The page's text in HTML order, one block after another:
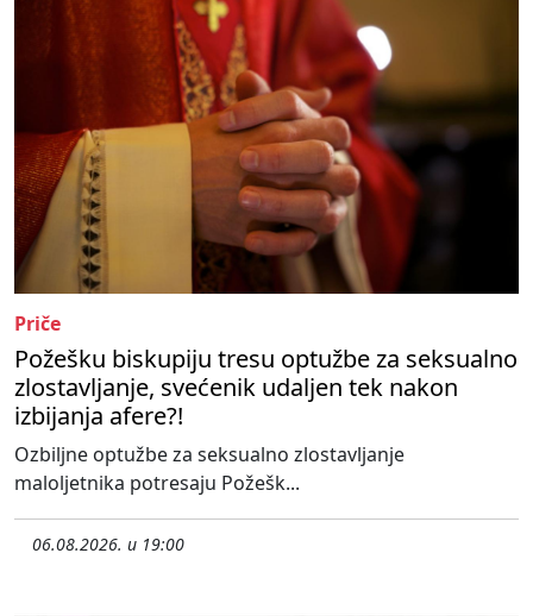
Priče
Požešku biskupiju tresu optužbe za seksualno
zlostavljanje, svećenik udaljen tek nakon
izbijanja afere?!
Ozbiljne optužbe za seksualno zlostavljanje
maloljetnika potresaju Požešk...
06.08.2026. u 19:00